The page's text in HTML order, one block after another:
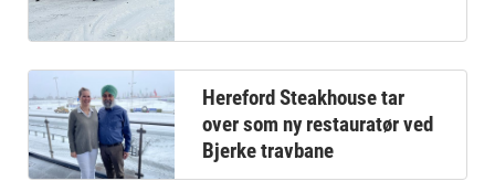
Hereford Steakhouse tar
over som ny restauratør ved
Bjerke travbane